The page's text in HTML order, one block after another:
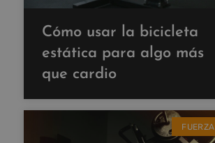
Cómo usar la bicicleta
estática para algo más
que cardio
FUERZA